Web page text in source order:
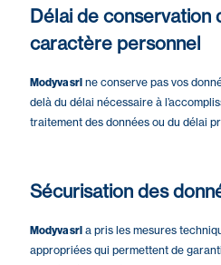
Délai de conservation
caractère personnel
Modyva srl ne conserve pas vos
delà du délai nécessaire à
traitement des données ou du délai
Sécurisation des
Modyva srl a pris les mesures
appropriées qui permettent de